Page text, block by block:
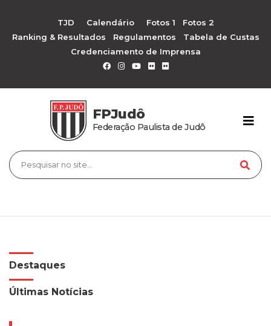
TJD Calendário Fotos 1
Fotos 2
Ranking & Resultados
Regulamentos
Tabela de Custas
Credenciamento de Imprensa
FPJudô
Federação Paulista de Judô
Destaques
Últimas Notícias